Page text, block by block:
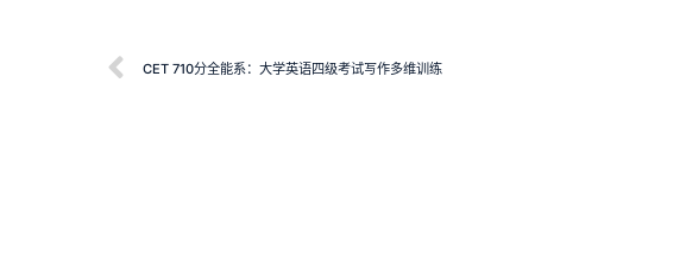
CET 710分全能系：大学英语四级考试写作多维训练